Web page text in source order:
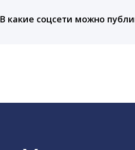
информацию третьим лицам.
В какие соцсети можно